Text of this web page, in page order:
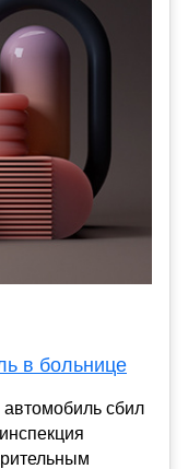
в больнице
сбил